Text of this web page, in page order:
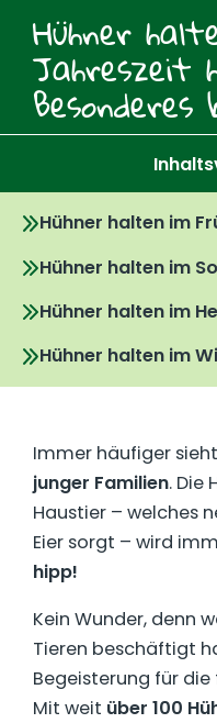
Hühner
Jahreszeit
Hühner halten im
Hühner halten im
Hühner halten im
Hühner halten im
Immer häufiger
junger Familien. Die
Haustier – welches
Eier sorgt – wird
hipp!
Kein Wunder, denn
Tieren beschäftigt
Begeisterung für
Mit weit über 100